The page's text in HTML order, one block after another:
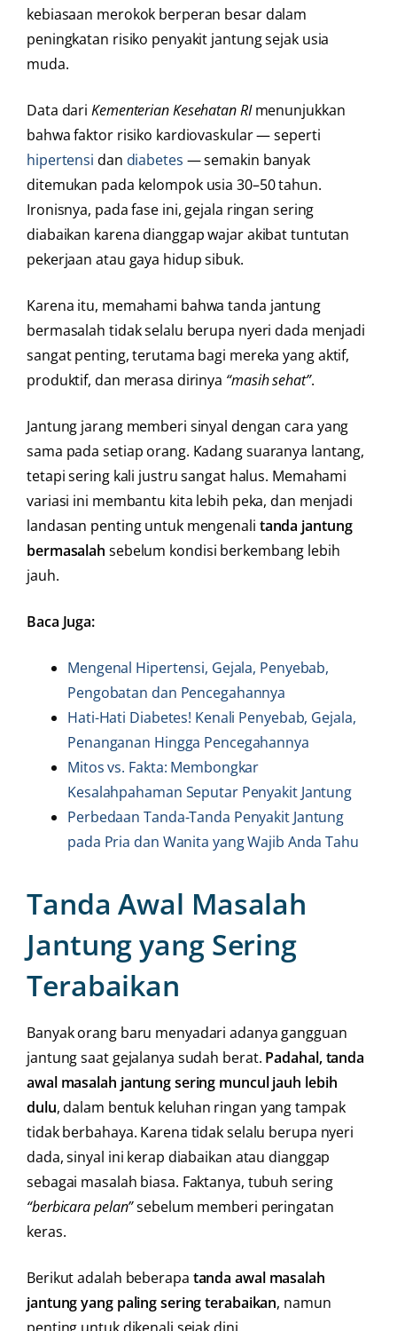
kebiasaan merokok berperan besar dalam
peningkatan risiko penyakit jantung sejak usia
muda.
Data dari Kementerian Kesehatan RImenunjukkan
bahwa faktor risiko kardiovaskular — seperti
hipertensi dan diabetes — semakin banyak
ditemukan pada kelompok usia 30–50 tahun.
Ironisnya, pada fase ini, gejala ringan sering
diabaikan karena dianggap wajar akibat tuntutan
pekerjaan atau gaya hidup sibuk.
Karena itu, memahami bahwa tanda jantung
bermasalah tidak selalu berupa nyeri dada menjadi
sangat penting, terutama bagi mereka yang aktif,
produktif, dan merasa dirinya “masih sehat”.
Jantung jarang memberi sinyal dengan cara yang
sama pada setiap orang. Kadang suaranya lantang,
tetapi sering kali justru sangat halus. Memahami
variasi ini membantu kita lebih peka, dan menjadi
landasan penting untuk mengenali tanda jantung
bermasalah sebelum kondisi berkembang lebih
jauh.
Baca Juga:
Mengenal Hipertensi, Gejala, Penyebab,
Pengobatan dan Pencegahannya
Hati-Hati Diabetes! Kenali Penyebab, Gejala,
Penanganan Hingga Pencegahannya
Mitos vs. Fakta: Membongkar
Kesalahpahaman Seputar Penyakit Jantung
Perbedaan Tanda-Tanda Penyakit Jantung
pada Pria dan Wanita yang Wajib Anda Tahu
Tanda Awal Masalah
Jantung yang Sering
Terabaikan
Banyak orang baru menyadari adanya gangguan
jantung saat gejalanya sudah berat. Padahal, tanda
awal masalah jantung sering muncul jauh lebih
dulu, dalam bentuk keluhan ringan yang tampak
tidak berbahaya. Karena tidak selalu berupa nyeri
dada, sinyal ini kerap diabaikan atau dianggap
sebagai masalah biasa. Faktanya, tubuh sering
“berbicara pelan”sebelum memberi peringatan
keras.
Berikut adalah beberapa tanda awal masalah
jantung yang paling sering terabaikan, namun